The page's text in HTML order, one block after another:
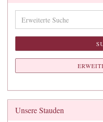
Suche
Unsere Stauden